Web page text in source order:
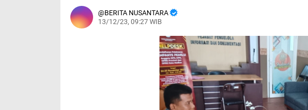
BERITA NUSANTARA
13/12/23, 09:27 WIB